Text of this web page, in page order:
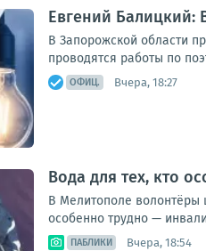
Евгений Балицкий:
В Запорожской области
проводятся работы по
ОФИЦ. Вчера, 18:27
Вода для тех, кто
В Мелитополе волонтёры
особенно трудно —
ПАБЛИКИ Вчера, 18:54